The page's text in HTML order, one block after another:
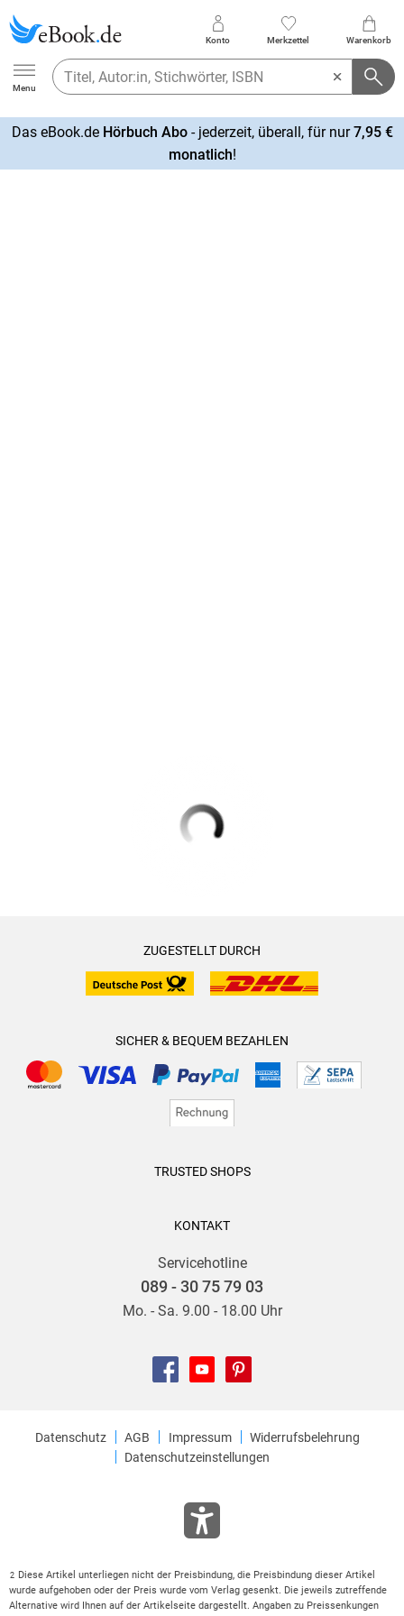
Ebook.de
Menu
Konto Merkzettel Warenkorb
Das eBook.de Hörbuch Abo- jederzeit, überall, für nur7,95 €
monatlich!
ZUGESTELLT DURCH
SICHER & BEQUEM BEZAHLEN
TRUSTED SHOPS
KONTAKT
Servicehotline
089 - 30 75 79 03
Mo. - Sa. 9.00 - 18.00 Uhr
Datenschutz AGB Impressum
Widerrufsbelehrung
Datenschutzeinstellungen
2 Diese Artikel unterliegen nicht der Preisbindung, die Preisbindung dieser Artikel
wurde aufgehoben oder der Preis wurde vom Verlag gesenkt. Die jeweils zutreffende
Alternative wird Ihnen auf der Artikelseite dargestellt. Angaben zu Preissenkungen